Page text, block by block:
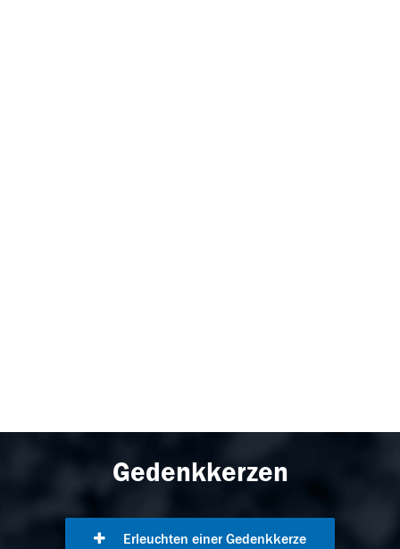
Gedenkkerzen
Erleuchten einer Gedenkkerze